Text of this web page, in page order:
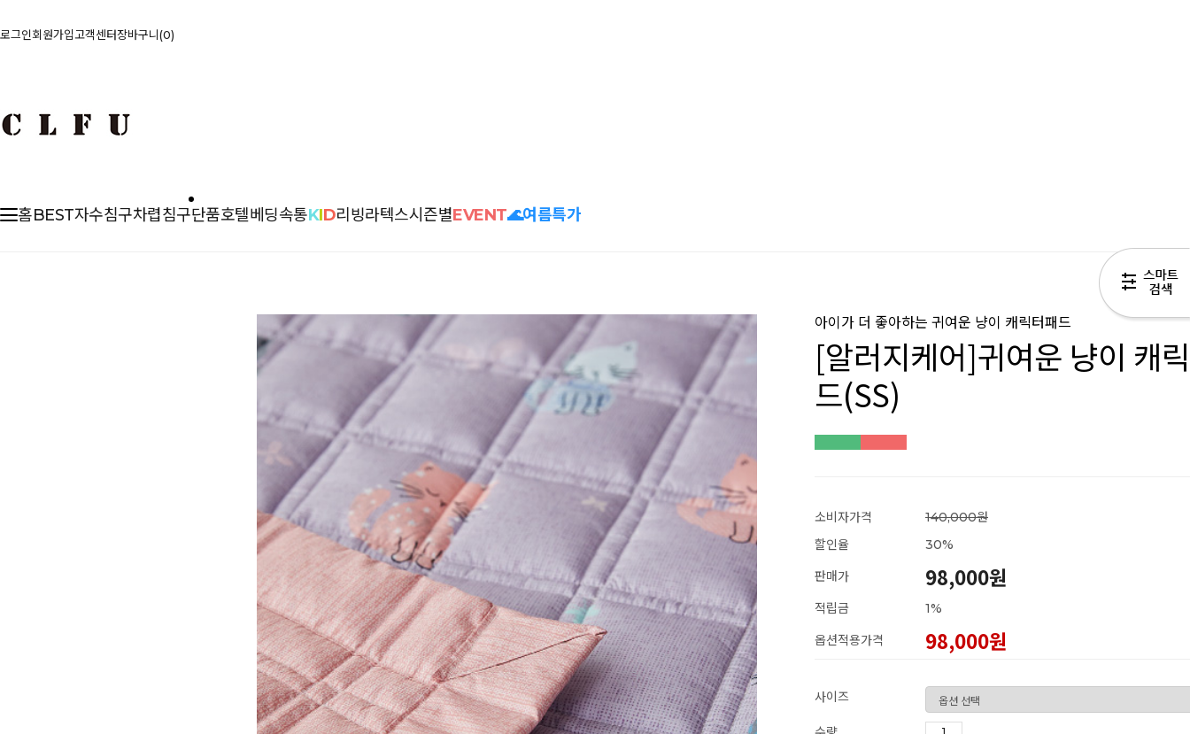
로그인회원가입고객센터장바구니 0
홈BEST자수침구차렵침구단품호텔베딩속통KID리빙라텍스시즌별EVENT🌊여름특가
아이가 더 좋아하는 귀여운 냥이 캐릭터패드
[알러지케어]귀여운 냥이 캐
드(SS)
소비자가격
140,000원
할인율
30%
판매가
98,000원
적립금
1%
옵션적용가격
98,000원
사이즈